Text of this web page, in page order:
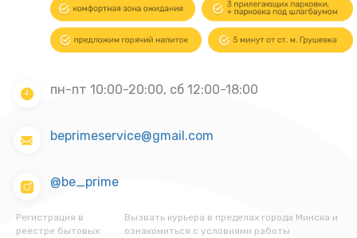
пн-пт 10:00-20:00, сб 12:00-18:00
beprimeservice@gmail.com
@be_prime
Регистрация в
реестре бытовых
Вызвать курьера в пределах города Минска и
ознакомиться с условиями работы